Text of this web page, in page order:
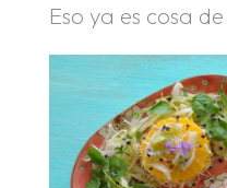
Eso ya es cosa